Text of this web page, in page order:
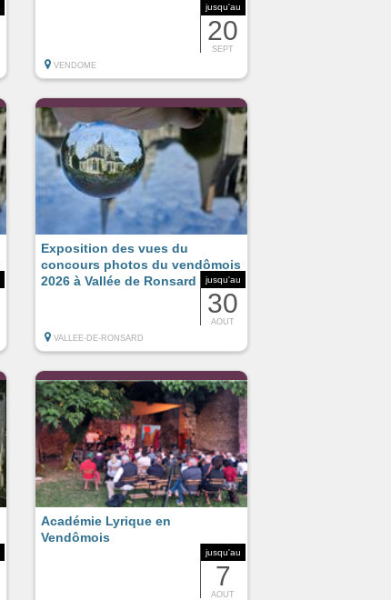
jusqu'au
20
SEPT
VENDOME
jusqu'au
30
AOUT
Exposition des vues du
concours photos du vendômois
2026 à Vallée de Ronsard
VALLEE-DE-RONSARD
jusqu'au
7
AOUT
Académie Lyrique en
Vendômois